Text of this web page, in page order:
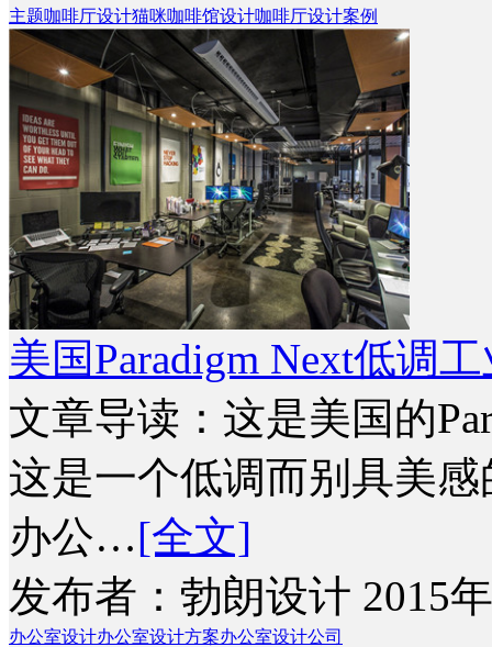
主题咖啡厅设计猫咪咖啡馆设计咖啡厅设计案例
美国Paradigm Next低调
文章导读：这是美国的
这是一个低调而别具美
办公…[全文]
发布者：勃朗设计 2015
办公室设计办公室设计方案办公室设计公司